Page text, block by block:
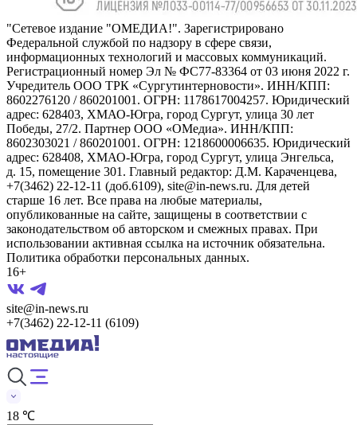
"Сетевое издание "ОМЕДИА!". Зарегистрировано
Федеральной службой по надзору в сфере связи,
информационных технологий и массовых коммуникаций.
Регистрационный номер Эл № ФС77-83364 от 03 июня 2022 г.
Учредитель ООО ТРК «Сургутинтерновости». ИНН/КПП:
8602276120 / 860201001. ОГРН: 1178617004257. Юридический
адрес: 628403, ХМАО-Югра, город Сургут, улица 30 лет
Победы, 27/2. Партнер ООО «ОМедиа». ИНН/КПП:
8602303021 / 860201001. ОГРН: 1218600006635. Юридический
адрес: 628408, ХМАО-Югра, город Сургут, улица Энгельса,
д. 15, помещение 301. Главный редактор: Д.М. Караченцева,
+7(3462) 22-12-11 (доб.6109), site@in-news.ru. Для детей
старше 16 лет. Все права на любые материалы,
опубликованные на сайте, защищены в соответствии с
законодательством об авторском и смежных правах. При
использовании активная ссылка на источник обязательна.
Политика обработки персональных данных.
16+
site@in-news.ru
+7(3462) 22-12-11 (6109)
18 ℃